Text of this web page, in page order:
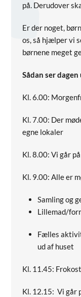
på. Derudover
Er der noget,
os, så hjælper vi
børnene meget
Sådan ser
Kl. 6.00:
Kl. 7.00: Der
egne lokaler
Kl. 8.00: Vi går
Kl. 9.00: Alle er
Samling og
Lillemad/
Fælles
ud af huset
Kl. 11.45: Frokost
Kl. 12.15: Vi går